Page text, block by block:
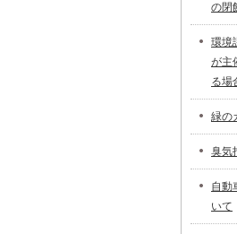
の閉
環境
が主
る場
緑の
臭気
自動
いて